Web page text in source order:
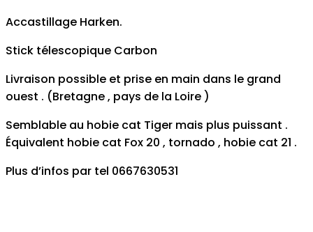
Accastillage Harken.
Stick télescopique Carbon
Livraison possible et prise en main dans le grand
ouest . (Bretagne , pays de la Loire )
Semblable au hobie cat Tiger mais plus puissant .
Équivalent hobie cat Fox 20 , tornado , hobie cat 21 .
Plus d’infos par tel 0667630531